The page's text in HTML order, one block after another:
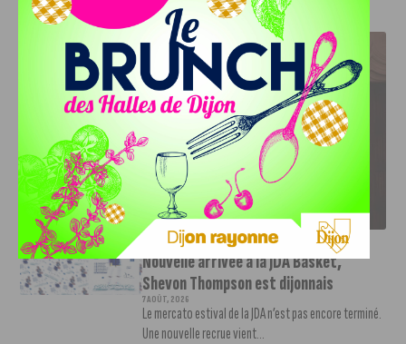
J'AIME LE DFCO
LE DFCO DÉVOILE SES NOUVEAUX MAILLOTS POUR LA
SAISON 2026-2027
INFOS,SPORT
Nouvelle arrivée à la JDA Basket,
Shevon Thompson est dijonnais
7 AOÛT, 2026
Le mercato estival de la JDA n’est pas encore terminé.
Une nouvelle recrue vient...